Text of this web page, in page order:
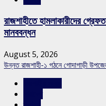
রাজশাহীতে হামলাকারীদের
মানববন্ধন
August 5, 2026
উন্নত রাজশাহী-১ গঠনে গোদাগাড়ী